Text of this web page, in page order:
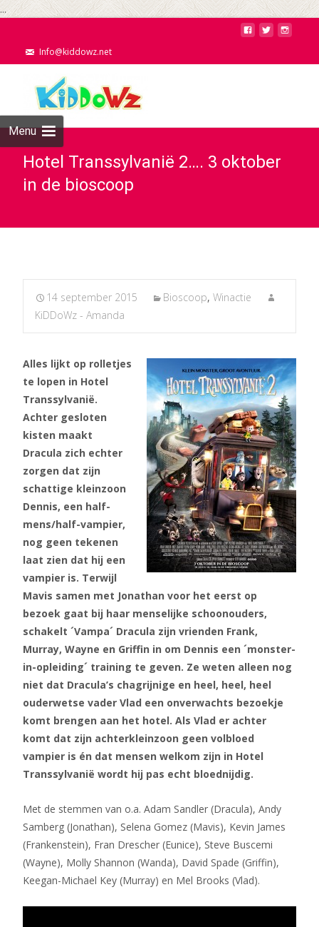
...
Info@kiddowz.net
Menu
Hotel Transsylvanië 2…. 3 oktober
in de bioscoop
14 september 2015 Bioscoop, Winactie
KiDDoWz - Amanda
Alles lijkt op rolletjes
te lopen in Hotel
Transsylvanië.
Achter gesloten
kisten maakt
Dracula zich echter
zorgen dat zijn
schattige kleinzoon
Dennis, een half-
mens/half-vampier,
nog geen tekenen
laat zien dat hij een
vampier is. Terwijl
Mavis samen met Jonathan voor het eerst op
bezoek gaat bij haar menselijke schoonouders,
schakelt ´Vampa´ Dracula zijn vrienden Frank,
Murray, Wayne en Griffin in om Dennis een ´monster-
in-opleiding´ training te geven. Ze weten alleen nog
niet dat Dracula’s chagrijnige en heel, heel, heel
ouderwetse vader Vlad een onverwachts bezoekje
komt brengen aan het hotel. Als Vlad er achter
komt dat zijn achterkleinzoon geen volbloed
vampier is én dat mensen welkom zijn in Hotel
Transsylvanië wordt hij pas echt bloednijdig.
Met de stemmen van o.a. Adam Sandler (Dracula), Andy
Samberg (Jonathan), Selena Gomez (Mavis), Kevin James
(Frankenstein), Fran Drescher (Eunice), Steve Buscemi
(Wayne), Molly Shannon (Wanda), David Spade (Griffin),
Keegan-Michael Key (Murray) en Mel Brooks (Vlad).